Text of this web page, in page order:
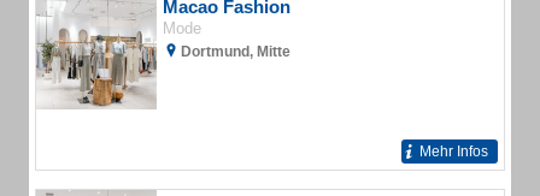
Macao Fashion
Mode
Dortmund, Mitte
Mehr Infos